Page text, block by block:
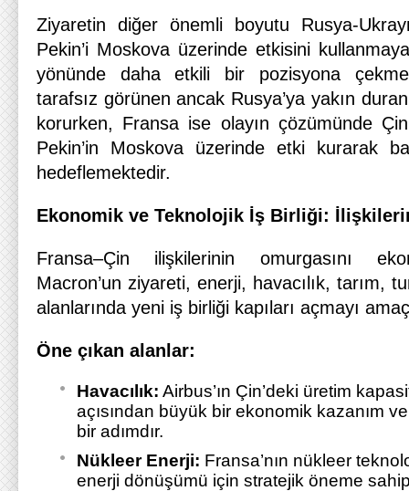
Ziyaretin diğer önemli boyutu Rusya-
Pekin’i Moskova üzerinde etkisini
yönünde daha etkili bir pozisyona
tarafsız görünen ancak Rusya’ya yakın
korurken, Fransa ise olayın çözümünde
Pekin’in Moskova üzerinde etki kurarak
hedeflemektedir.
Ekonomik ve Teknolojik İş Birliği:
Fransa–Çin ilişkilerinin omurgasını
Macron’un ziyareti, enerji, havacılık, tarım,
alanlarında yeni iş birliği kapıları açmayı
Öne çıkan alanlar:
Havacılık: Airbus’ın Çin’deki üretim
açısından büyük bir ekonomik kazanım
bir adımdır.
Nükleer Enerji: Fransa’nın nükleer
enerji dönüşümü için stratejik öneme